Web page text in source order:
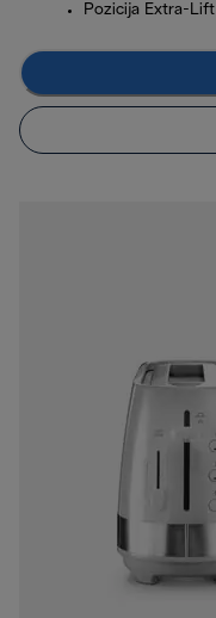
Pozicija Extra-Lift